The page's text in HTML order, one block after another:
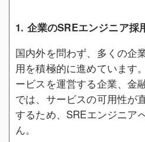
1. 企業のSREエンジニア採
国内外を問わず、多くの企
用を積極的に進めています
ービスを運営する企業、金
では、サービスの可用性が
するため、SREエンジニア
ん。